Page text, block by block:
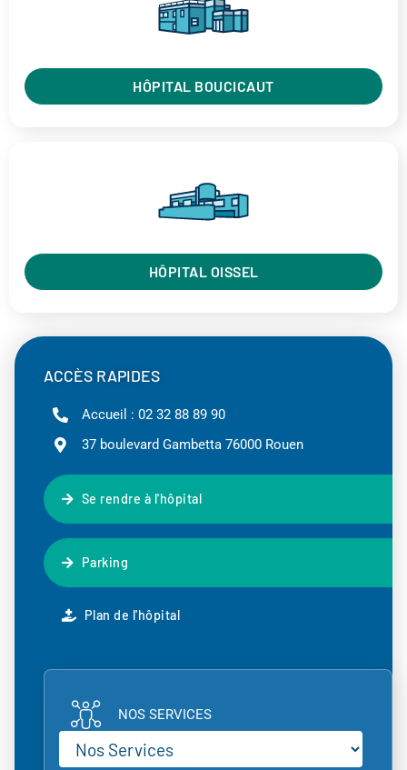
HÔPITAL BOUCICAUT
HÔPITAL OISSEL
ACCÈS RAPIDES
Accueil : 02 32 88 89 90
37 boulevard Gambetta 76000 Rouen
Se rendre à l'hôpital
Parking
Plan de l'hôpital
NOS SERVICES